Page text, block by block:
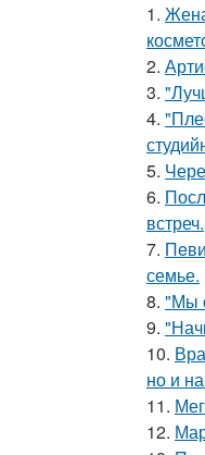
1.
2.
3.
4.
5.
6.
встреч.
7.
семье.
8. "Мы
9.
10.
но и
11.
12.